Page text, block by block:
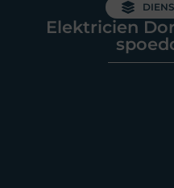
Elektricien